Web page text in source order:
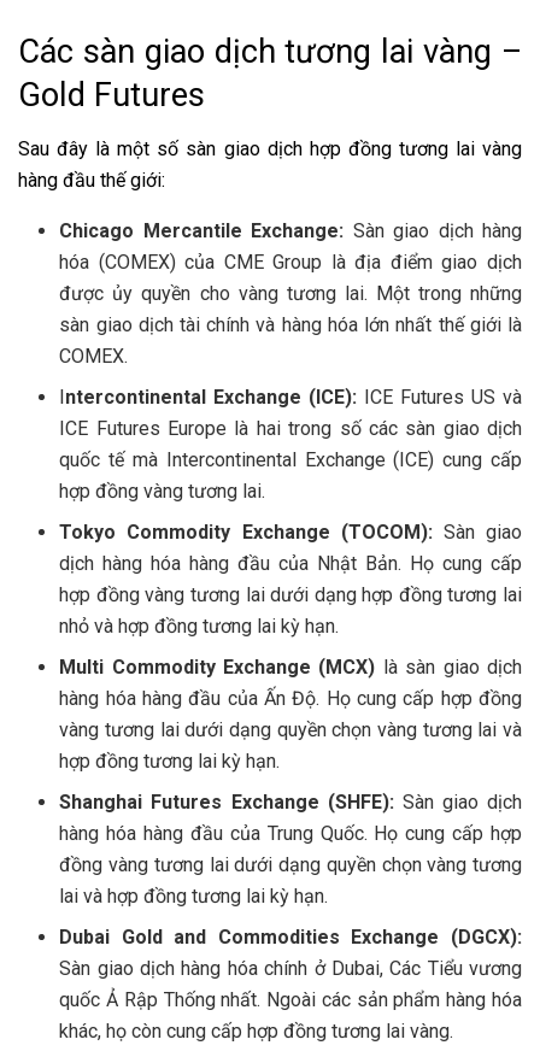
Các sàn giao dịch tương lai vàng –
Gold Futures
Sau đây là một số sàn giao dịch hợp đồng tương lai vàng
hàng đầu thế giới:
Chicago Mercantile Exchange: Sàn giao dịch hàng
hóa (COMEX) của CME Group là địa điểm giao dịch
được ủy quyền cho vàng tương lai. Một trong những
sàn giao dịch tài chính và hàng hóa lớn nhất thế giới là
COMEX.
Intercontinental Exchange (ICE): ICE Futures US và
ICE Futures Europe là hai trong số các sàn giao dịch
quốc tế mà Intercontinental Exchange (ICE) cung cấp
hợp đồng vàng tương lai.
Tokyo Commodity Exchange (TOCOM): Sàn giao
dịch hàng hóa hàng đầu của Nhật Bản. Họ cung cấp
hợp đồng vàng tương lai dưới dạng hợp đồng tương lai
nhỏ và hợp đồng tương lai kỳ hạn.
Multi Commodity Exchange (MCX) là sàn giao dịch
hàng hóa hàng đầu của Ấn Độ. Họ cung cấp hợp đồng
vàng tương lai dưới dạng quyền chọn vàng tương lai và
hợp đồng tương lai kỳ hạn.
Shanghai Futures Exchange (SHFE): Sàn giao dịch
hàng hóa hàng đầu của Trung Quốc. Họ cung cấp hợp
đồng vàng tương lai dưới dạng quyền chọn vàng tương
lai và hợp đồng tương lai kỳ hạn.
Dubai Gold and Commodities Exchange (DGCX):
Sàn giao dịch hàng hóa chính ở Dubai, Các Tiểu vương
quốc Ả Rập Thống nhất. Ngoài các sản phẩm hàng hóa
khác, họ còn cung cấp hợp đồng tương lai vàng.